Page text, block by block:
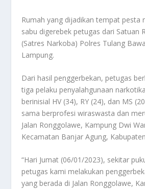
Rumah yang dijadikan tempat pesta
sabu digerebek petugas dari Satuan
(Satres Narkoba) Polres Tulang
Lampung.
Dari hasil penggerbekan, petugas
tiga pelaku penyalahgunaan
berinisial HV (34), RY (24), dan MS
sama berprofesi wiraswasta dan
Jalan Ronggolawe, Kampung Dwi
Kecamatan Banjar Agung,
“Hari Jumat (06/01/2023), sekitar
petugas kami melakukan
yang berada di Jalan Ronggolawe,